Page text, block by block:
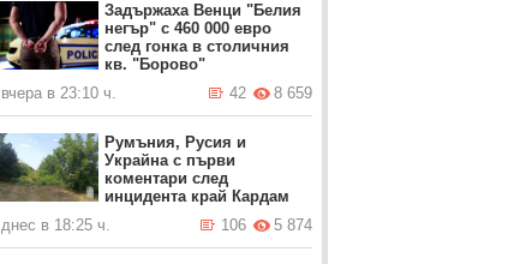
Задържаха Венци "Белия
негър" с 460 000 евро
след гонка в столичния
кв. "Борово"
вчера в 23:10 ч.
8 659
42
Румъния, Русия и
Украйна с първи
коментари след
инцидента край Кардам
днес в 18:25 ч.
5 874
106